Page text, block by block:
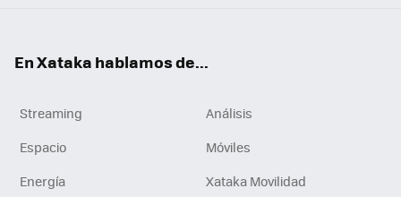
En Xataka hablamos de...
Streaming
Análisis
Espacio
Móviles
Energía
Xataka Movilidad